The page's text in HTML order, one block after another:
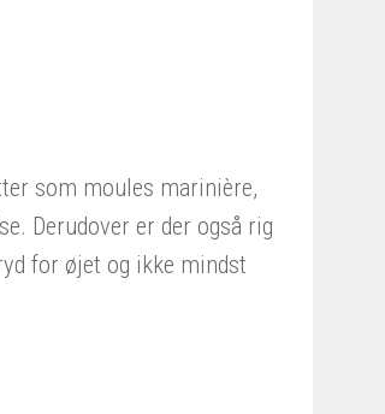
som moules marinière,
Derudover er der også rig
for øjet og ikke mindst